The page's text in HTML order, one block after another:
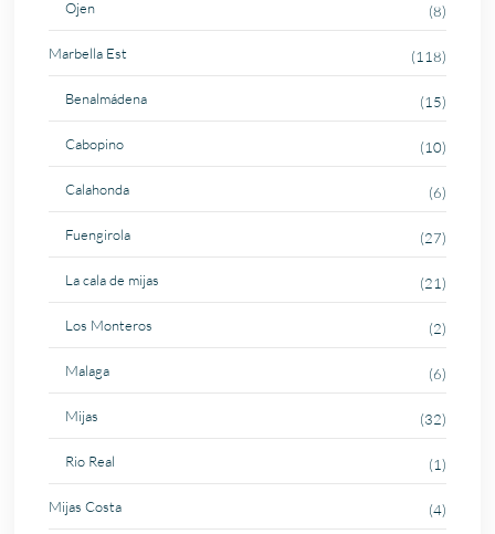
Ojen (8)
Marbella Est (118)
Benalmádena (15)
Cabopino (10)
Calahonda (6)
Fuengirola (27)
La cala de mijas (21)
Los Monteros (2)
Malaga (6)
Mijas (32)
Rio Real (1)
Mijas Costa (4)